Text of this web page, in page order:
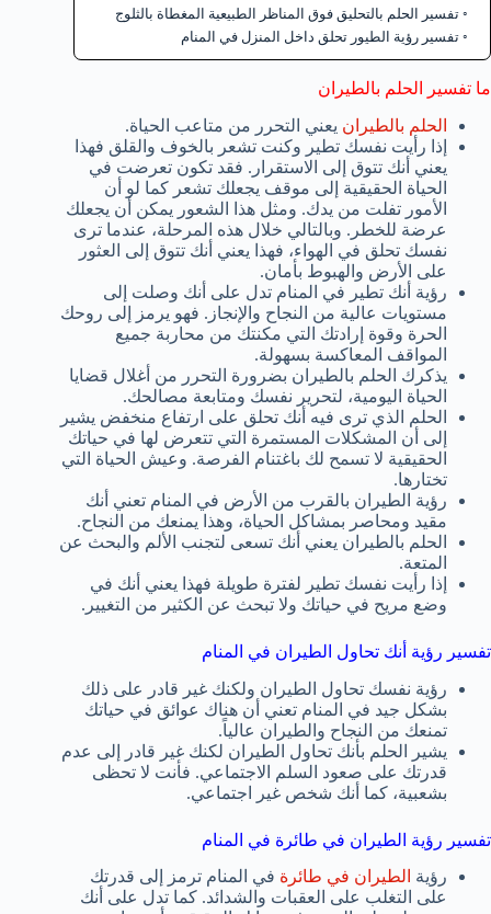
تفسير الحلم بالتحليق فوق المناظر الطبيعية المغطاة بالثلوج
تفسير رؤية الطيور تحلق داخل المنزل في المنام
ما تفسير الحلم بالطيران
الحلم بالطيران يعني التحرر من متاعب الحياة.
إذا رأيت نفسك تطير وكنت تشعر بالخوف والقلق فهذا
يعني أنك تتوق إلى الاستقرار. فقد تكون تعرضت في
الحياة الحقيقية إلى موقف يجعلك تشعر كما لو أن
الأمور تفلت من يدك. ومثل هذا الشعور يمكن أن يجعلك
عرضة للخطر. وبالتالي خلال هذه المرحلة، عندما ترى
نفسك تحلق في الهواء، فهذا يعني أنك تتوق إلى العثور
على الأرض والهبوط بأمان.
رؤية أنك تطير في المنام تدل على أنك وصلت إلى
مستويات عالية من النجاح والإنجاز. فهو يرمز إلى روحك
الحرة وقوة إرادتك التي مكنتك من محاربة جميع
المواقف المعاكسة بسهولة.
يذكرك الحلم بالطيران بضرورة التحرر من أغلال قضايا
الحياة اليومية، لتحرير نفسك ومتابعة مصالحك.
الحلم الذي ترى فيه أنك تحلق على ارتفاع منخفض يشير
إلى أن المشكلات المستمرة التي تتعرض لها في حياتك
الحقيقية لا تسمح لك باغتنام الفرصة. وعيش الحياة التي
تختارها.
رؤية الطيران بالقرب من الأرض في المنام تعني أنك
مقيد ومحاصر بمشاكل الحياة، وهذا يمنعك من النجاح.
الحلم بالطيران يعني أنك تسعى لتجنب الألم والبحث عن
المتعة.
إذا رأيت نفسك تطير لفترة طويلة فهذا يعني أنك في
وضع مريح في حياتك ولا تبحث عن الكثير من التغيير.
تفسير رؤية أنك تحاول الطيران في المنام
رؤية نفسك تحاول الطيران ولكنك غير قادر على ذلك
بشكل جيد في المنام تعني أن هناك عوائق في حياتك
تمنعك من النجاح والطيران عالياً.
يشير الحلم بأنك تحاول الطيران لكنك غير قادر إلى عدم
قدرتك على صعود السلم الاجتماعي. فأنت لا تحظى
بشعبية، كما أنك شخص غير اجتماعي.
تفسير رؤية الطيران في طائرة في المنام
رؤية الطيران في طائرة في المنام ترمز إلى قدرتك
على التغلب على العقبات والشدائد. كما تدل على أنك